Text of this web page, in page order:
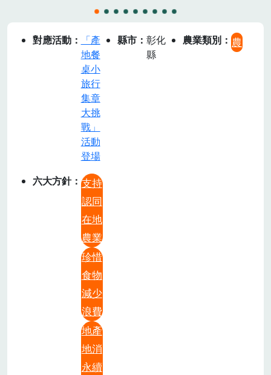
對應活動
「產
地餐
桌小
旅行
集章
大挑
戰」
活動
登場
縣市
彰化
縣
農業類別 農
六大方針
支持
認同
在地
農業
珍惜
食物
減少
浪費
地產
地消
永續